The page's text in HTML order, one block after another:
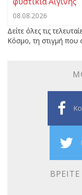
08.08.2026
Δείτε όλες τις
Κόσμο, τη στιγμή που